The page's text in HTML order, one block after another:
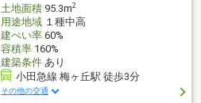
土地面積95.3m2
用途地域１種中高
建ぺい率60%
容積率160%
建築条件あり
小田急線 梅ヶ丘駅 徒歩3分
その他の交通